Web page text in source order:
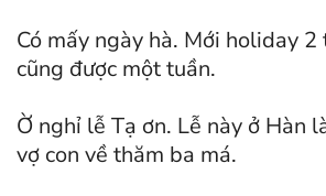
Có mấy ngày hà. Mới holiday 2
cũng được một tuần.
Ờ nghỉ lễ Tạ ơn. Lễ này ở Hàn
vợ con về thăm ba má.